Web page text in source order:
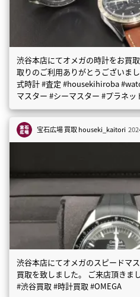
渋谷本店にてオメガの時計をお買
取りのご利用ありがとうございま
式時計 #査定 #housekihiroba
マスター #シーマスター #プラネ
宝石広場 買取houseki_kaitori
渋谷本店にてオメガのスピードマ
買取を致しました。 ご来店頂きま
#渋谷買取 #時計買取 #OMEGA